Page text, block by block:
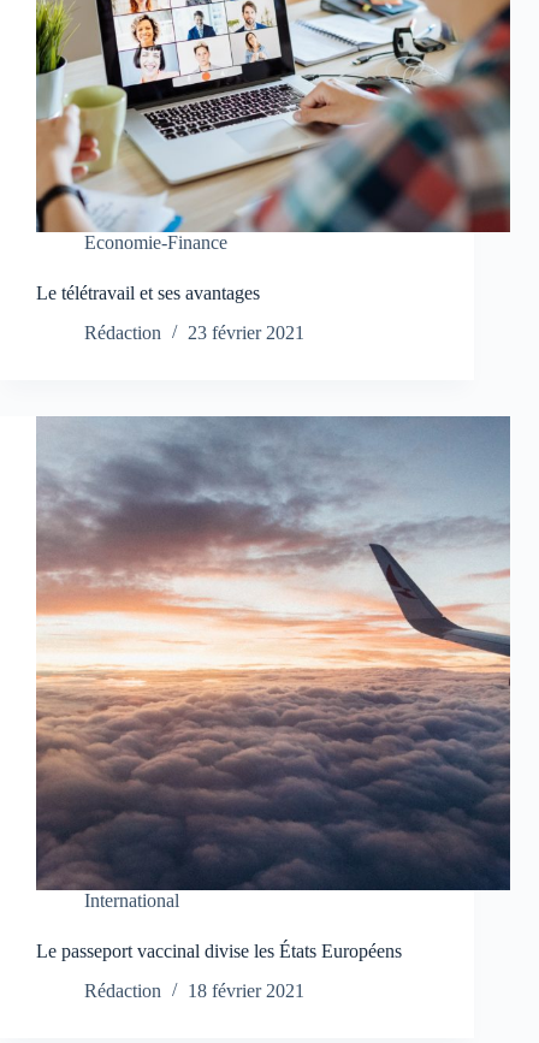
Economie-Finance
Le télétravail et ses avantages
Rédaction
23 février 2021
International
Le passeport vaccinal divise les États Européens
Rédaction
18 février 2021